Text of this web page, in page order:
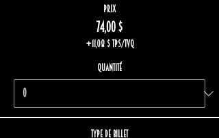
Prix
74,00 $
+11,08 $ TPS/TVQ
Quantité
Type de billet